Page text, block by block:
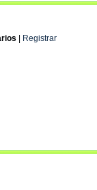
Registrar